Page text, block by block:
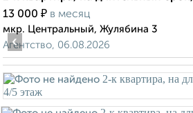
13 000 ₽ в месяц
мкр. Центральный, Жулябина 3
Агентство, 06.08.2026
‹